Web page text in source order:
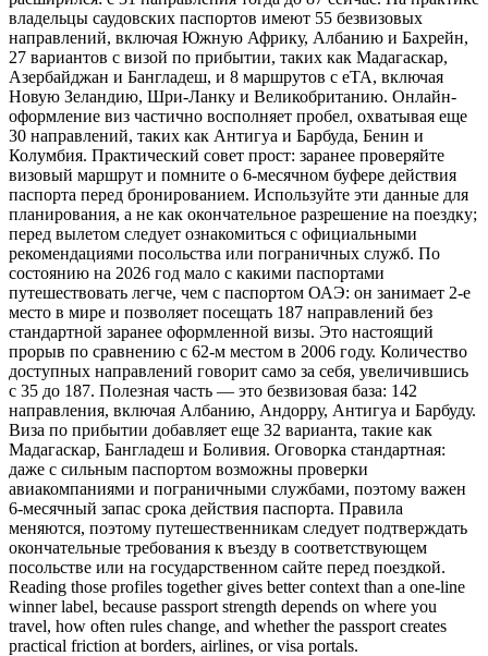
владельцы саудовских паспортов имеют 55 безвизовых
направлений, включая Южную Африку, Албанию и Бахрейн,
27 вариантов с визой по прибытии, таких как Мадагаскар,
Азербайджан и Бангладеш, и 8 маршрутов с eTA, включая
Новую Зеландию, Шри-Ланку и Великобританию. Онлайн-
оформление виз частично восполняет пробел, охватывая еще
30 направлений, таких как Антигуа и Барбуда, Бенин и
Колумбия. Практический совет прост: заранее проверяйте
визовый маршрут и помните о 6-месячном буфере действия
паспорта перед бронированием. Используйте эти данные для
планирования, а не как окончательное разрешение на поездку;
перед вылетом следует ознакомиться с официальными
рекомендациями посольства или пограничных служб. По
состоянию на 2026 год мало с какими паспортами
путешествовать легче, чем с паспортом ОАЭ: он занимает 2-е
место в мире и позволяет посещать 187 направлений без
стандартной заранее оформленной визы. Это настоящий
прорыв по сравнению с 62-м местом в 2006 году. Количество
доступных направлений говорит само за себя, увеличившись
с 35 до 187. Полезная часть — это безвизовая база: 142
направления, включая Албанию, Андорру, Антигуа и Барбуду.
Виза по прибытии добавляет еще 32 варианта, такие как
Мадагаскар, Бангладеш и Боливия. Оговорка стандартная:
даже с сильным паспортом возможны проверки
авиакомпаниями и пограничными службами, поэтому важен
6-месячный запас срока действия паспорта. Правила
меняются, поэтому путешественникам следует подтверждать
окончательные требования к въезду в соответствующем
посольстве или на государственном сайте перед поездкой.
Reading those profiles together gives better context than a one-line
winner label, because passport strength depends on where you
travel, how often rules change, and whether the passport creates
practical friction at borders, airlines, or visa portals.